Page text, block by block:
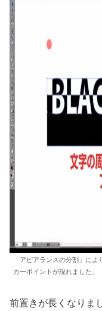
「アピアランスの分割」に
カーポイントが現れました。
前置きが長くなりま